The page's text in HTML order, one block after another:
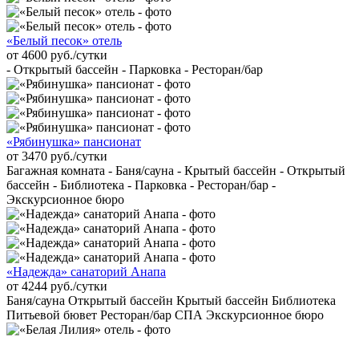
«Белый песок» отель
от 4600 руб./сутки
- Открытый бассейн - Парковка - Ресторан/бар
«Рябинушка» пансионат
от 3470 руб./сутки
Багажная комната - Баня/сауна - Крытый бассейн - Открытый
бассейн - Библиотека - Парковка - Ресторан/бар -
Экскурсионное бюро
«Надежда» санаторий Анапа
от 4244 руб./сутки
Баня/сауна Открытый бассейн Крытый бассейн Библиотека
Питьевой бювет Ресторан/бар СПА Экскурсионное бюро